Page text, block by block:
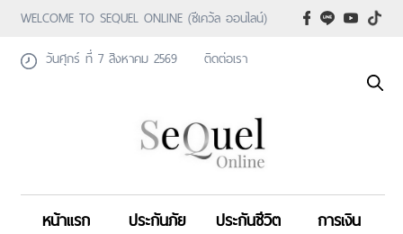
WELCOME TO SEQUEL ONLINE (ซีเคว้ล ออนไลน์)
วันศุกร์ ที่ 7 สิงหาคม 2569
ติดต่อเรา
หน้าแรก ประกันภัย ประกันชีวิต
การเงิน